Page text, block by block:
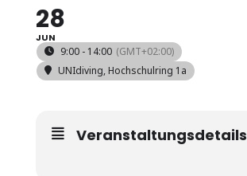
28
JUN
9:00 - 14:00 (GMT+02:00)
UNIdiving, Hochschulring 1a
Veranstaltungsdetails